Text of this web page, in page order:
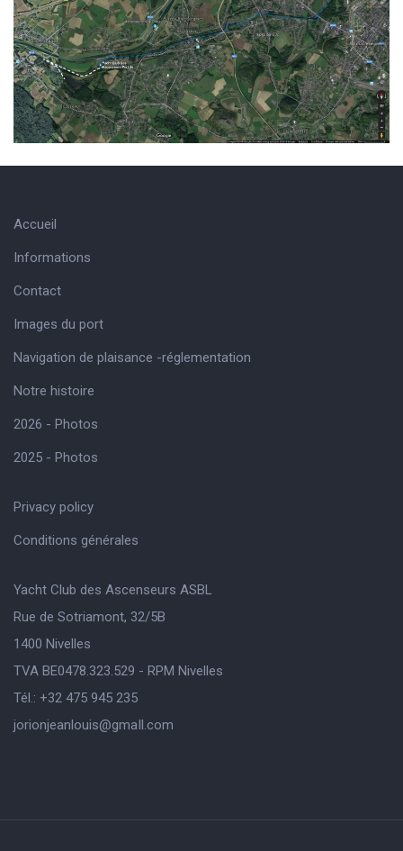
Accueil
Informations
Contact
Images du port
Navigation de plaisance -réglementation
Notre histoire
2026 - Photos
2025 - Photos
Privacy policy
Conditions générales
Yacht Club des Ascenseurs ASBL
Rue de Sotriamont, 32/5B
1400 Nivelles
TVA BE0478.323.529 - RPM Nivelles
Tél.: +32 475 945 235
jorionjeanlouis@gmaIl.com